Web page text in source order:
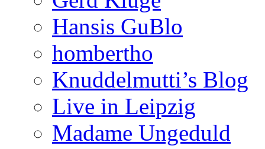
Hansis GuBlo
hombertho
Knuddelmutti’s Blog
Live in Leipzig
Madame Ungeduld